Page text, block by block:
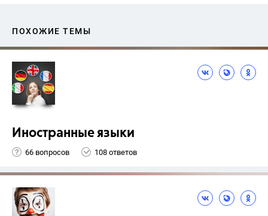
ПОХОЖИЕ ТЕМЫ
Иностранные языки
66 вопросов 108 ответов